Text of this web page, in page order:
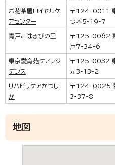
お花茶屋ロイヤルケ
アセンター
〒124-0011
つ木5-19-7
青戸こはるびの里
〒125-0062
戸7-34-6
東京愛育苑ケアレジ
デンス
〒125-0032
元3-13-2
リハビリケアかつし
か
〒124-0025
3-37-8
地図